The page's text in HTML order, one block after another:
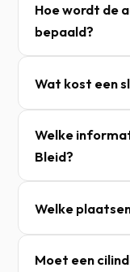
Hoe wordt de
bepaald?
Wat kost een
Welke
Bleid?
Welke
Moet een